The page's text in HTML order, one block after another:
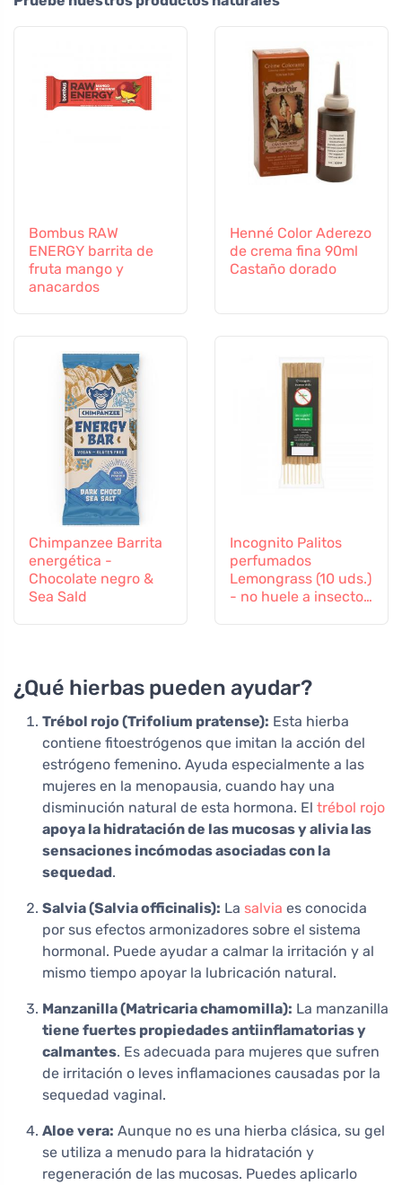
Bombus RAW
ENERGY barrita de
fruta mango y
anacardos
Henné Color Aderezo
de crema fina 90ml
Castaño dorado
Chimpanzee Barrita
energética -
Chocolate negro &
Sea Sald
Incognito Palitos
perfumados
Lemongrass (10 uds.)
- no huele a insectos
¿Qué hierbas pueden ayudar?
Trébol rojo (Trifolium pratense): Esta hierba
contiene fitoestrógenos que imitan la acción del
estrógeno femenino. Ayuda especialmente a las
mujeres en la menopausia, cuando hay una
disminución natural de esta hormona. El trébol rojo
apoya la hidratación de las mucosas y alivia las
sensaciones incómodas asociadas con la
sequedad.
Salvia (Salvia officinalis): La salvia es conocida
por sus efectos armonizadores sobre el sistema
hormonal. Puede ayudar a calmar la irritación y al
mismo tiempo apoyar la lubricación natural.
Manzanilla (Matricaria chamomilla): La manzanilla
tiene fuertes propiedades antiinflamatorias y
calmantes. Es adecuada para mujeres que sufren
de irritación o leves inflamaciones causadas por la
sequedad vaginal.
Aloe vera: Aunque no es una hierba clásica, su gel
se utiliza a menudo para la hidratación y
regeneración de las mucosas. Puedes aplicarlo